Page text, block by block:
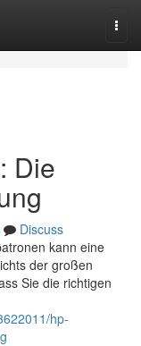
Die
Discuss
kann eine
der großen
Sie die richtigen
hp-